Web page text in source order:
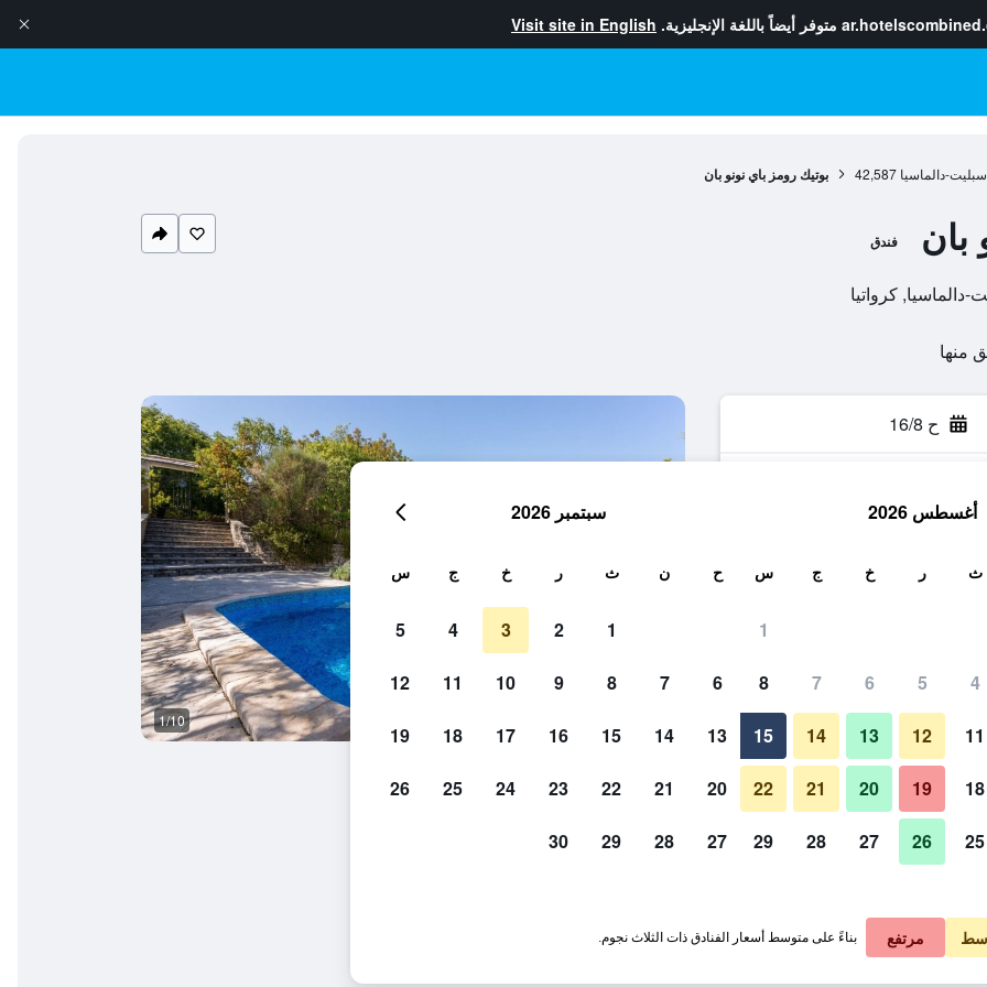
متوفر أيضاً باللغة الإنجليزية. Visit site in English
دالماسيا 42,587 بوتيك رومز باي نونو بان
بان فندق
ح 16/8
في الليلة
﷼ عرض الصفقة
1/10
صور لـ بوتيك رومز باي نونو بان
أغسطس 2026
ث ر خ ج س
1
4
5
6
7
8
11
12
13
14
15
18
19
20
21
22
25
26
27
28
29
سبتمبر 2026
ح ن ث ر خ ج س
1
2
3
4
5
6
7
8
9
10
11
12
13
14
15
16
17
18
19
20
21
22
23
24
25
26
27
28
29
30
مرتفع بناءً على متوسط أسعار الفنادق ذات الثلاث نجوم.